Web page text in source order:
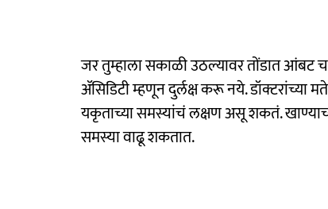
जर तुम्हाला सकाळी उठल्यावर तोंडात आंबट
ॲसिडिटी म्हणून दुर्लक्ष करू नये. डॉक्टरांच्या
यकृताच्या समस्यांचं लक्षण असू शकतं.
समस्या वाढू शकतात.